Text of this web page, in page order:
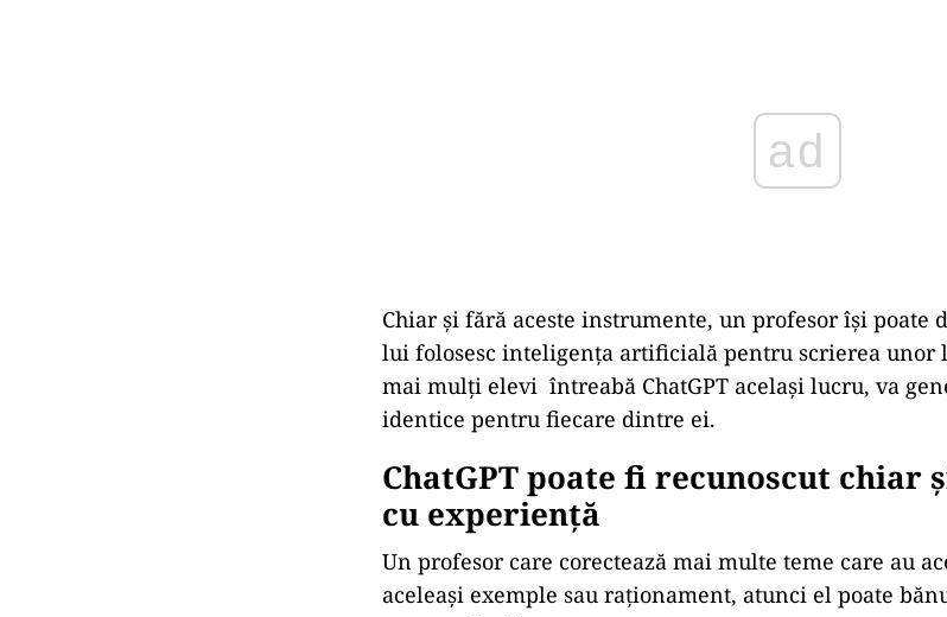
ad
Chiar și fără aceste instrumente, un profesor își poate
lui folosesc inteligența artificială pentru scrierea unor
mai mulți elevi întreabă ChatGPT același lucru, va
identice pentru fiecare dintre ei.
ChatGPT poate fi recunoscut chiar
cu experiență
Un profesor care corectează mai multe teme care au
aceleași exemple sau raționament, atunci el poate